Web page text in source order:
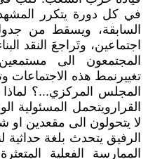
في كل دورة يتكرر
السابقة، ويسقط من
اجتماعين، وتَراجعَ النقد
المجتمعون الى
تغييرنمط هذه
المجلس المركزي...؟
القرارويتحمل المسئولية
لا يتحولون الى مقعدين او
الرفيق يتحدث بلغة
الممارسة الفعلية